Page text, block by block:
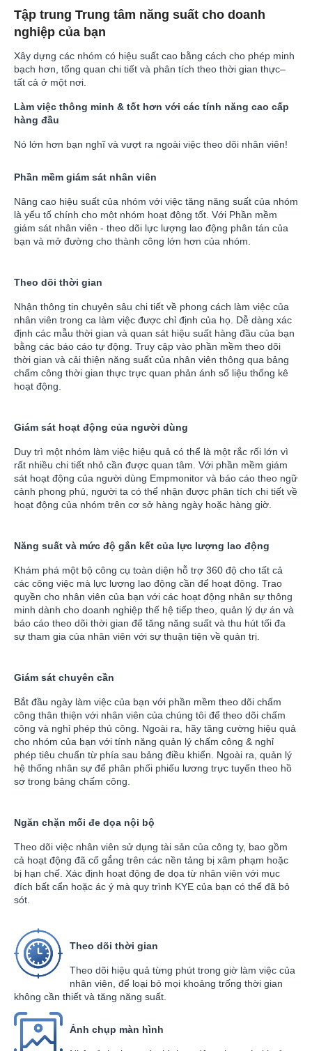
Tập trung Trung tâm năng suất cho doanh
nghiệp của bạn
Xây dựng các nhóm có hiệu suất cao bằng cách cho phép minh
bạch hơn, tổng quan chi tiết và phân tích theo thời gian thực–
tất cả ở một nơi.
Làm việc thông minh & tốt hơn với các tính năng cao cấp
hàng đầu
Nó lớn hơn bạn nghĩ và vượt ra ngoài việc theo dõi nhân viên!
Phần mềm giám sát nhân viên
Nâng cao hiệu suất của nhóm với việc tăng năng suất của nhóm
là yếu tố chính cho một nhóm hoạt động tốt. Với Phần mềm
giám sát nhân viên - theo dõi lực lượng lao động phân tán của
bạn và mở đường cho thành công lớn hơn của nhóm.
Theo dõi thời gian
Nhận thông tin chuyên sâu chi tiết về phong cách làm việc của
nhân viên trong ca làm việc được chỉ định của họ. Dễ dàng xác
định các mẫu thời gian và quan sát hiệu suất hàng đầu của bạn
bằng các báo cáo tự động. Truy cập vào phần mềm theo dõi
thời gian và cải thiện năng suất của nhân viên thông qua bảng
chấm công thời gian thực trực quan phản ánh số liệu thống kê
hoạt động.
Giám sát hoạt động của người dùng
Duy trì một nhóm làm việc hiệu quả có thể là một rắc rối lớn vì
rất nhiều chi tiết nhỏ cần được quan tâm. Với phần mềm giám
sát hoạt động của người dùng Empmonitor và báo cáo theo ngữ
cảnh phong phú, người ta có thể nhận được phân tích chi tiết về
hoạt động của nhóm trên cơ sở hàng ngày hoặc hàng giờ.
Năng suất và mức độ gắn kết của lực lượng lao động
Khám phá một bộ công cụ toàn diện hỗ trợ 360 độ cho tất cả
các công việc mà lực lượng lao động cần để hoạt động. Trao
quyền cho nhân viên của bạn với các hoạt động nhân sự thông
minh dành cho doanh nghiệp thế hệ tiếp theo, quản lý dự án và
báo cáo theo dõi thời gian để tăng năng suất và thu hút tối đa
sự tham gia của nhân viên với sự thuận tiện về quản trị.
Giám sát chuyên cần
Bắt đầu ngày làm việc của bạn với phần mềm theo dõi chấm
công thân thiện với nhân viên của chúng tôi để theo dõi chấm
công và nghỉ phép thủ công. Ngoài ra, hãy tăng cường hiệu quả
cho nhóm của bạn với tính năng quản lý chấm công & nghỉ
phép tiêu chuẩn từ phía sau bảng điều khiển. Ngoài ra, quản lý
hệ thống nhân sự để phân phối phiếu lương trực tuyến theo hồ
sơ trong bảng chấm công.
Ngăn chặn mối đe dọa nội bộ
Theo dõi việc nhân viên sử dụng tài sản của công ty, bao gồm
cả hoạt động đã cố gắng trên các nền tảng bị xâm phạm hoặc
bị hạn chế. Xác định hoạt động đe dọa từ nhân viên với mục
đích bất cẩn hoặc ác ý mà quy trình KYE của bạn có thể đã bỏ
sót.
Theo dõi thời gian
Theo dõi hiệu quả từng phút trong giờ làm việc của
nhân viên, để loại bỏ mọi khoảng trống thời gian
không cần thiết và tăng năng suất.
Ảnh chụp màn hình